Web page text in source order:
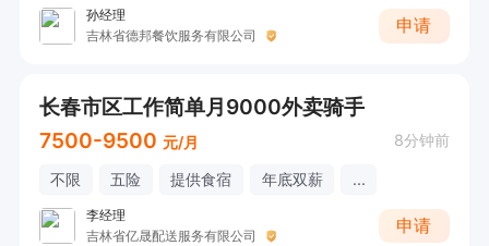
孙经理
吉林省德邦餐饮服务有限公司
申请
长春市区工作简单月9000外卖骑手
7500-9500 元/月 8分钟前
不限 五险 提供食宿 年底双薪 ...
李经理
吉林省亿晟配送服务有限公司
申请